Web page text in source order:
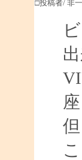
□投稿者/ 非